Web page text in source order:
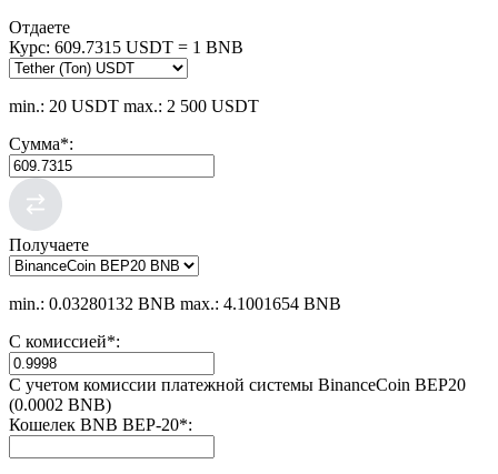
Отдаете
Курс: 609.7315 USDT = 1 BNB
min.: 20 USDT max.: 2 500 USDT
Сумма*:
Получаете
min.: 0.03280132 BNB max.: 4.1001654 BNB
С комиссией*:
С учетом комиссии платежной системы BinanceCoin BEP20
(0.0002 BNB)
Кошелек BNB BEP-20*: